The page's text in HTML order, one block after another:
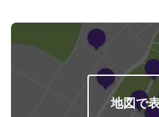
地図で